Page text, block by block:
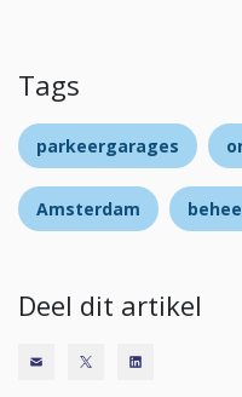
Tags
parkeergarages
Amsterdam
Deel dit artikel